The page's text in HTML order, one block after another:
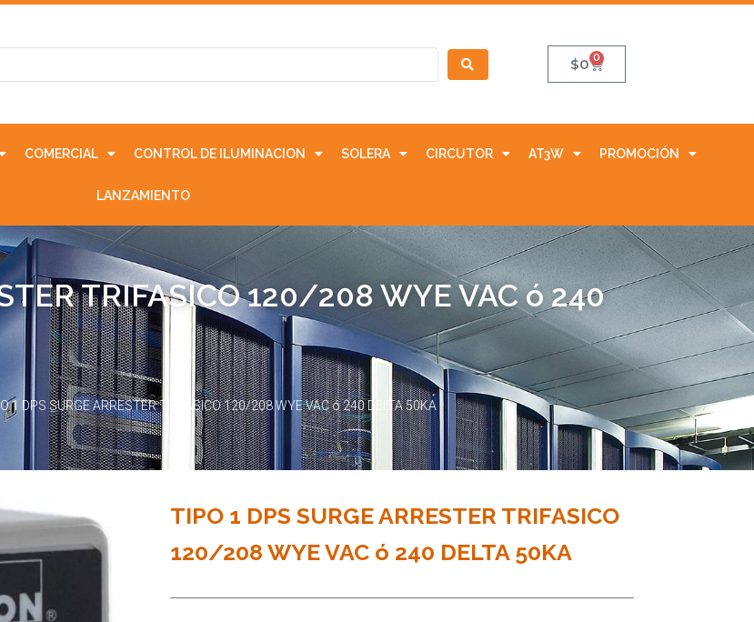
$0 0
COMERCIAL CONTROL DE ILUMINACION SOLERA CIRCUTOR AT3W PROMOCIÓN
LANZAMIENTO
TRIFASICO 120/208 WYE VAC ó 240
1 DPS SURGE ARRESTER TRIFASICO 120/208 WYE VAC ó 240 DELTA 50KA
TIPO 1 DPS SURGE ARRESTER TRIFASICO
120/208 WYE VAC ó 240 DELTA 50KA